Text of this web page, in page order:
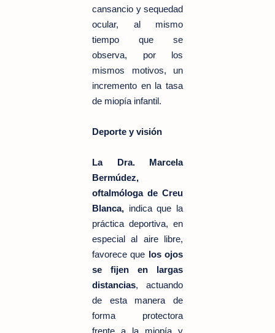
cansancio y sequedad
ocular, al mismo
tiempo que se
observa, por los
mismos motivos, un
incremento en la tasa
de miopía infantil.
Deporte y visión
La Dra. Marcela
Bermúdez,
oftalmóloga de Creu
Blanca, indica que la
práctica deportiva, en
especial al aire libre,
favorece que los ojos
se fijen en largas
distancias, actuando
de esta manera de
forma protectora